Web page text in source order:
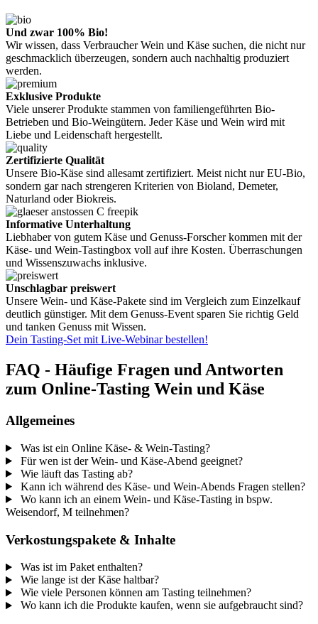
Und zwar 100% Bio!
Wir wissen, dass Verbraucher Wein und Käse suchen, die nicht nur
geschmacklich überzeugen, sondern auch nachhaltig produziert
werden.
Exklusive Produkte
Viele unserer Produkte stammen von familiengeführten Bio-
Betrieben und Bio-Weingütern. Jeder Käse und Wein wird mit
Liebe und Leidenschaft hergestellt.
Zertifizierte Qualität
Unsere Bio-Käse sind allesamt zertifiziert. Meist nicht nur EU-Bio,
sondern gar nach strengeren Kriterien von Bioland, Demeter,
Naturland oder Biokreis.
Informative Unterhaltung
Liebhaber von gutem Käse und Genuss-Forscher kommen mit der
Käse- und Wein-Tastingbox voll auf ihre Kosten. Überraschungen
und Wissenszuwachs inklusive.
Unschlagbar preiswert
Unsere Wein- und Käse-Pakete sind im Vergleich zum Einzelkauf
deutlich günstiger. Mit dem Genuss-Event sparen Sie richtig Geld
und tanken Genuss mit Wissen.
Dein Tasting-Set mit Live-Webinar bestellen!
FAQ - Häufige Fragen und Antworten
zum Online-Tasting Wein und Käse
Allgemeines
Was ist ein Online Käse- & Wein-Tasting?
Für wen ist der Wein- und Käse-Abend geeignet?
Wie läuft das Tasting ab?
Kann ich während des Käse- und Wein-Abends Fragen stellen?
Wo kann ich an einem Wein- und Käse-Tasting in bspw.
Weisendorf, M teilnehmen?
Verkostungspakete & Inhalte
Was ist im Paket enthalten?
Wie lange ist der Käse haltbar?
Wie viele Personen können am Tasting teilnehmen?
Wo kann ich die Produkte kaufen, wenn sie aufgebraucht sind?